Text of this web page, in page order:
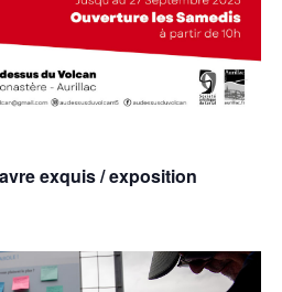
exquis / exposition